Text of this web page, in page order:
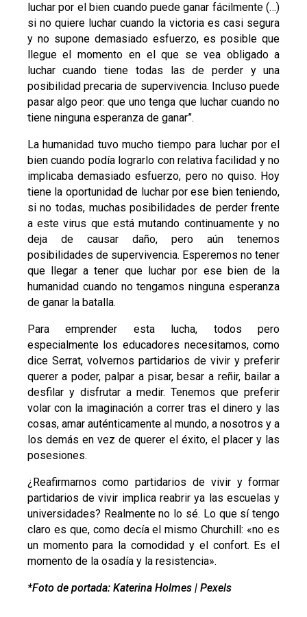
luchar por el bien cuando puede ganar fácilmente (…)
si no quiere luchar cuando la victoria es casi segura
y no supone demasiado esfuerzo, es posible que
llegue el momento en el que se vea obligado a
luchar cuando tiene todas las de perder y una
posibilidad precaria de supervivencia. Incluso puede
pasar algo peor: que uno tenga que luchar cuando no
tiene ninguna esperanza de ganar”.
La humanidad tuvo mucho tiempo para luchar por el
bien cuando podía lograrlo con relativa facilidad y no
implicaba demasiado esfuerzo, pero no quiso. Hoy
tiene la oportunidad de luchar por ese bien teniendo,
si no todas, muchas posibilidades de perder frente
a este virus que está mutando continuamente y no
deja de causar daño, pero aún tenemos
posibilidades de supervivencia. Esperemos no tener
que llegar a tener que luchar por ese bien de la
humanidad cuando no tengamos ninguna esperanza
de ganar la batalla.
Para emprender esta lucha, todos pero
especialmente los educadores necesitamos, como
dice Serrat, volvernos partidarios de vivir y preferir
querer a poder, palpar a pisar, besar a reñir, bailar a
desfilar y disfrutar a medir. Tenemos que preferir
volar con la imaginación a correr tras el dinero y las
cosas, amar auténticamente al mundo, a nosotros y a
los demás en vez de querer el éxito, el placer y las
posesiones.
¿Reafirmarnos como partidarios de vivir y formar
partidarios de vivir implica reabrir ya las escuelas y
universidades? Realmente no lo sé. Lo que sí tengo
claro es que, como decía el mismo Churchill: «no es
un momento para la comodidad y el confort. Es el
momento de la osadía y la resistencia».
*Foto de portada: Katerina Holmes | Pexels